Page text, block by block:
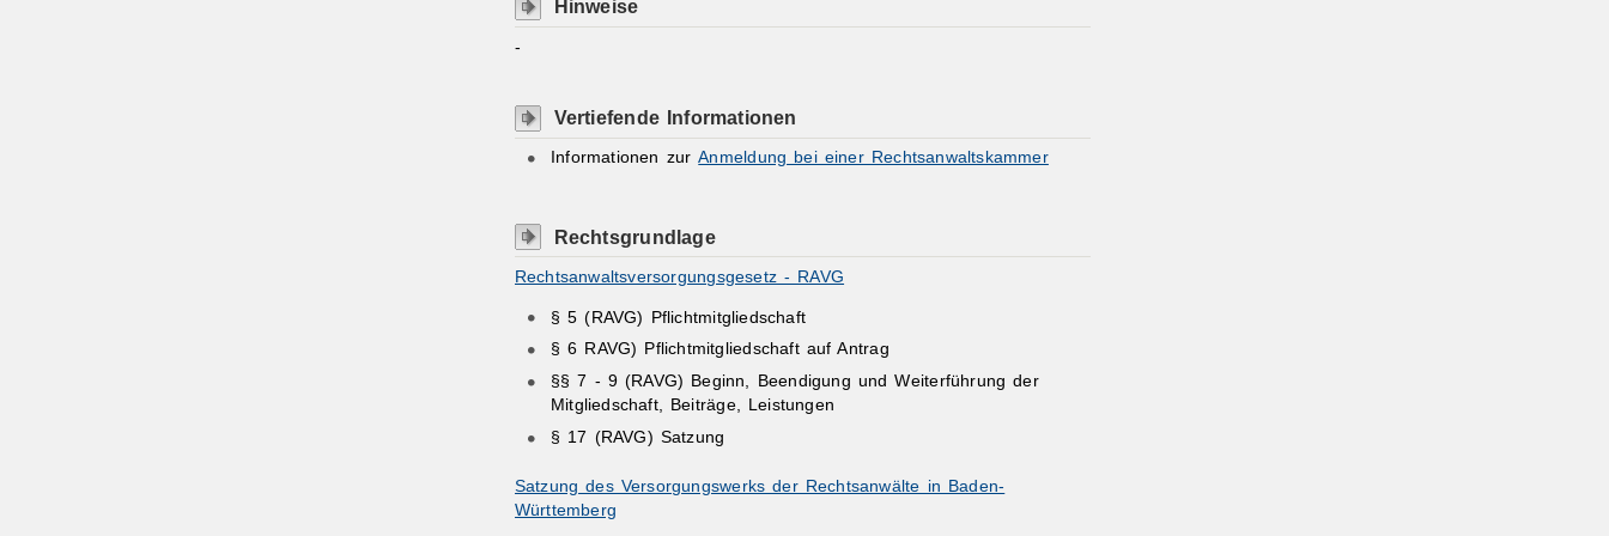
Hinweise
-
Vertiefende Informationen
Informationen zurAnmeldung bei einer Rechtsanwaltskammer
Rechtsgrundlage
Rechtsanwaltsversorgungsgesetz - RAVG
§ 5(RAVG) Pflichtmitgliedschaft
§ 6 RAVG) Pflichtmitgliedschaft auf Antrag
§§ 7 - 9 (RAVG) Beginn, Beendigung und Weiterführung der
Mitgliedschaft, Beiträge, Leistungen
§ 17 (RAVG) Satzung
Satzung des Versorgungswerks der Rechtsanwälte in Baden-
Württemberg